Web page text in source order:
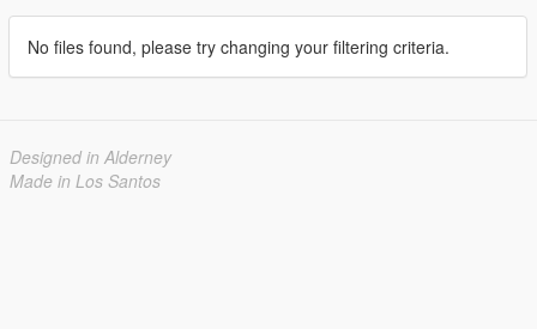
No files found, please try changing your filtering criteria.
Designed in Alderney
Made in Los Santos